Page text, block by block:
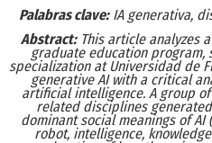
Palabras clave:IA generativa,
Abstract:This article analyzes
graduate education program,
specialization at Universidad de
generative AI with a critical
artificial intelligence. A group
related disciplines
dominant social meanings of
robot, intelligence,